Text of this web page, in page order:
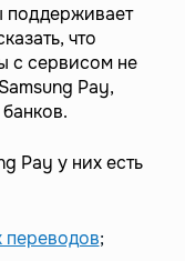
поддерживает
что
с сервисом не
Pay,
Pay у них есть
;